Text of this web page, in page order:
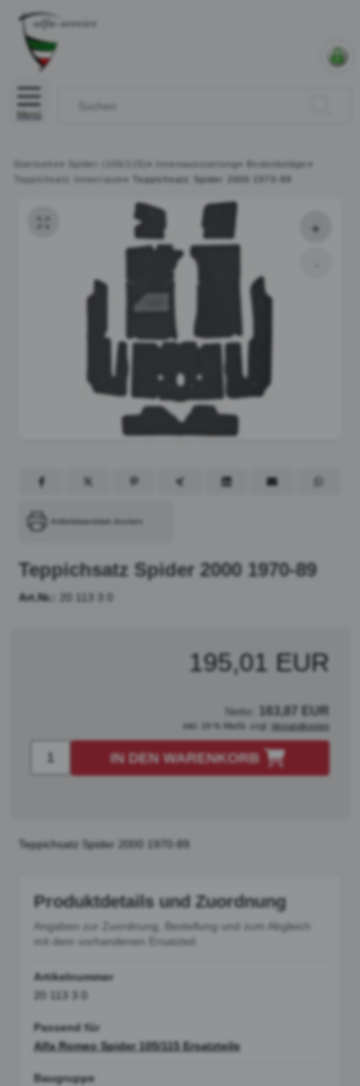
Menü
Startseite » Spider (105/115) » Innenausstattung» Bodenbeläge »
Teppichsatz Innenraum » Teppichsatz Spider 2000 1970-89
Artikeldatenblatt drucken
Teppichsatz Spider 2000 1970-89
Art.Nr.:
195,01 EUR
Netto: 163,87 EUR
inkl. 19 % MwSt. zzgl. Versandkosten
IN DEN WARENKORB
Teppichsatz Spider 2000 1970-89
Produktdetails und Zuordnung
Angaben zur Zuordnung, Bestellung und zum Abgleich
mit dem vorhandenen Ersatzteil.
Artikelnummer
Passend für
Alfa Romeo Spider 105/115 Ersatzteile
Baugruppe